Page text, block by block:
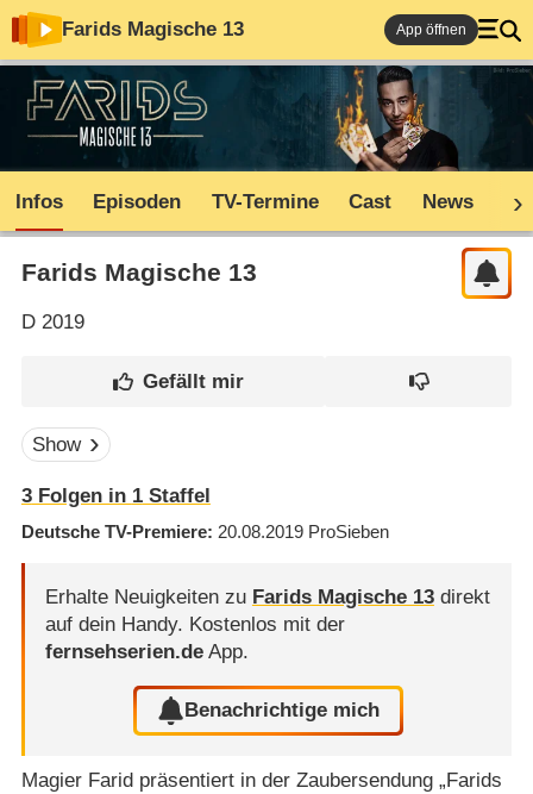
Farids Magische 13 App öffnen
Infos Episoden TV-Termine Cast News
Farids Magische 13
D2019
Show
3Folgen in 1Staffel
Deutsche TV-Premiere 20.08.2019 ProSieben
Erhalte Neuigkeiten zu Farids Magische 13direkt
auf dein Handy. Kostenlos mit der
fernsehserien.deApp.
Benachrichtige mich
Magier Farid präsentiert in der Zaubersendung „Farids